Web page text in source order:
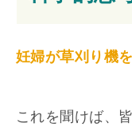
妊婦が草刈り機
これを聞けば、